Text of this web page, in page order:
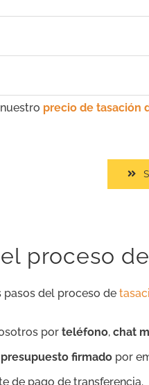
precio de tasación
proceso
del proceso de
por teléfono, chat
firmado por
de pago de transferencia.